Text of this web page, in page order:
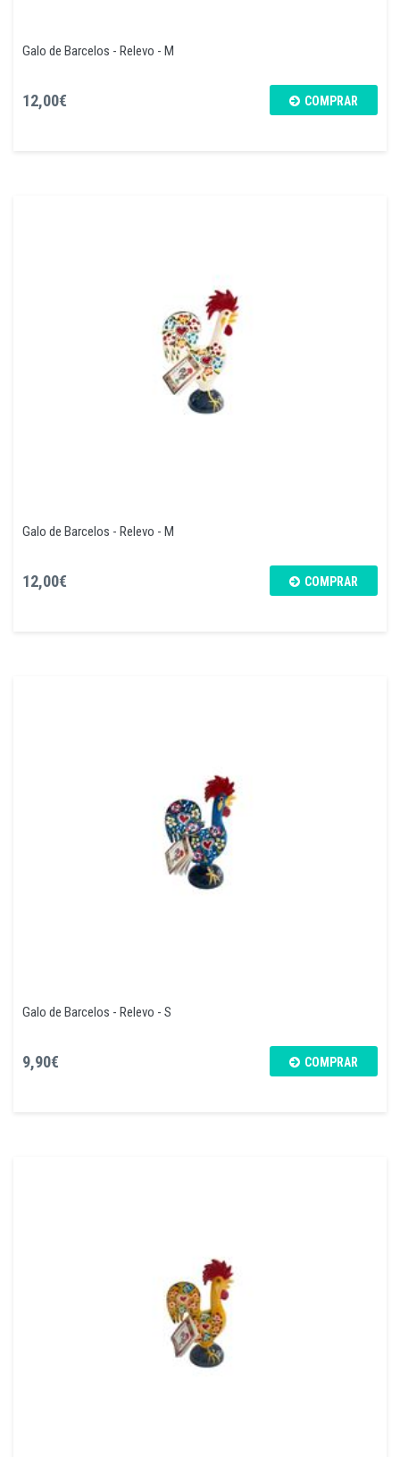
Galo de Barcelos - Relevo - M
12,00€ COMPRAR
Galo de Barcelos - Relevo - M
12,00€ COMPRAR
Galo de Barcelos - Relevo - S
9,90€ COMPRAR